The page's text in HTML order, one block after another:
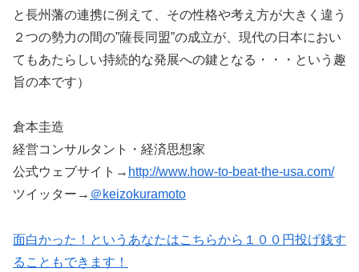
と長州藩の連携に例えて、その性格や考え方が大きく違う
２つの勢力の間の”薩長同盟”の成立が、現代の日本におい
てもあたらしい持続的な発展への鍵となる・・・という趣
旨の本です）
倉本圭造
経営コンサルタント・経済思想家
公式ウェブサイト→ http://www.how-to-beat-the-usa.com/
ツイッター→ ＠keizokuramoto
面白かった！というあなたはこちらから１００円投げ銭す
ることもできます！